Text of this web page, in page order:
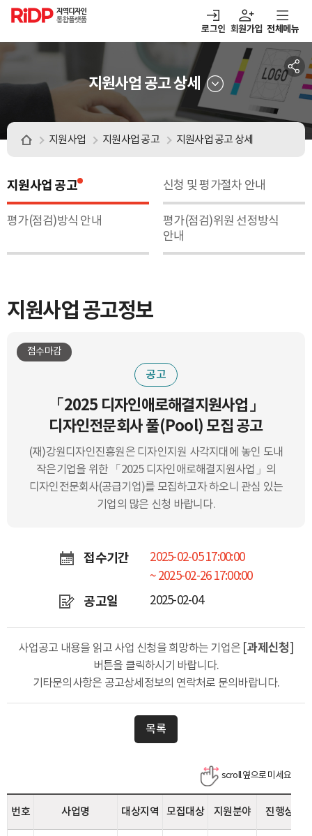
RiDP 지역디자인
통합플랫폼
로그인 회원가입
열기 알림마당
열기 아이디어뱅크
전체메뉴
지원사업 공고 상세
지원사업 지원사업 공고 지원사업 공고 상세
지원사업 공고 신청 및 평가절차 안내
평가(점검)방식 안내
평가(점검)위원 선정방식
안내
지원사업 공고정보
접수마감
공고
「2025 디자인애로해결지원사업」
디자인전문회사 풀(Pool) 모집 공고
(재)강원디자인진흥원은 디자인지원 사각지대에 놓인 도내
작은기업을 위한 「2025 디자인애로해결지원사업」의
디자인전문회사(공급기업)를 모집하고자 하오니 관심 있는
기업의 많은 신청 바랍니다.
번호 사업명 대상지역 모집대상 지원분야 진행상태
접수기간
2025-02-05 17:00:00
~ 2025-02-26 17:00:00
공고일 2025-02-04
사업공고 내용을 읽고 사업 신청을 희망하는 기업은 [과제신청]
버튼을 클릭하시기 바랍니다.
기타문의사항은 공고상세정보의 연락처로 문의바랍니다.
목록